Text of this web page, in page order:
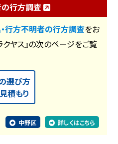
の行方調査
行方不明者の行方調査をお
ヤス』の次のページをご覧
選び方
積もり
中野区 詳しくはこちら